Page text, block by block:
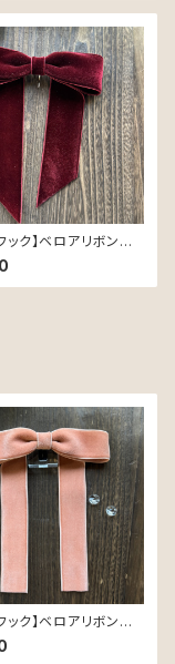
ック】ベロアリボン／
幅・214）
ック】ベロアリボン／
ンク（36mm幅・25